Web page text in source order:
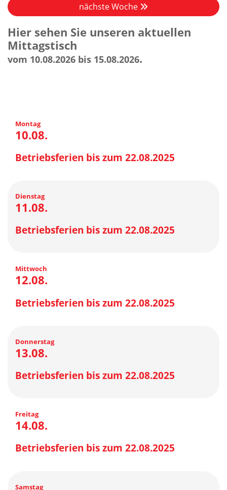
nächste Woche
Hier sehen Sie unseren aktuellen
Mittagstisch
vom 10.08.2026 bis 15.08.2026.
Montag
10.08.
Betriebsferien bis zum 22.08.2025
Dienstag
11.08.
Betriebsferien bis zum 22.08.2025
Mittwoch
12.08.
Betriebsferien bis zum 22.08.2025
Donnerstag
13.08.
Betriebsferien bis zum 22.08.2025
Freitag
14.08.
Betriebsferien bis zum 22.08.2025
Samstag